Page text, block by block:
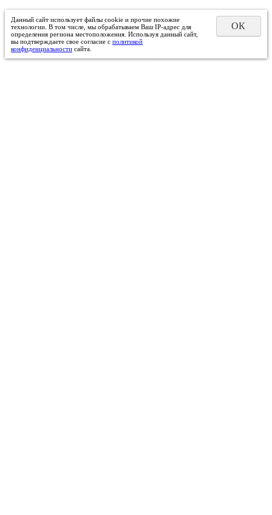
Данный сайт использует файлы cookie и прочие похожие
технологии. В том числе, мы обрабатываем Ваш IP-адрес для
определения региона местоположения. Используя данный сайт,
вы подтверждаете свое согласие с политикой
конфиденциальности сайта.
ОК